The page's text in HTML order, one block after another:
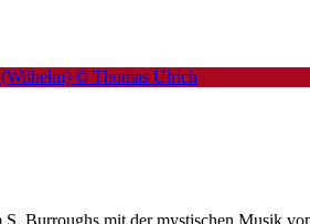
Burroughs mit der mystischen Musik